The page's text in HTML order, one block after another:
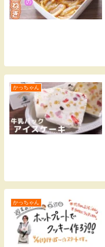
かっちゃん
かっちゃん